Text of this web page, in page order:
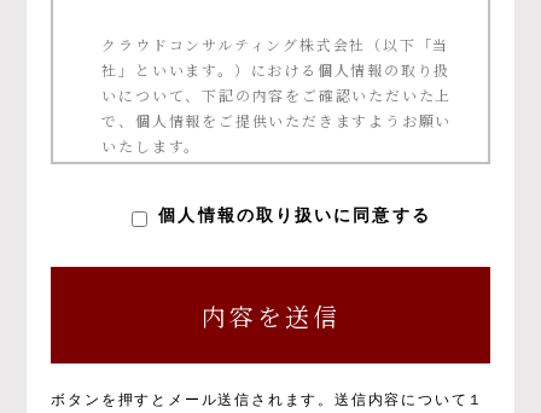
クラウドコンサルティング株式会社（以下「当
社」といいます。）における個人情報の取り扱
いについて、下記の内容をご確認いただいた上
で、個人情報をご提供いただきますようお願い
いたします。
以下のとおりです。
③ご本人の承諾に基づく、当社サービス利用
個人情報の取り扱いに同意する
ボタンを押すとメール送信されます。 送信内容について１